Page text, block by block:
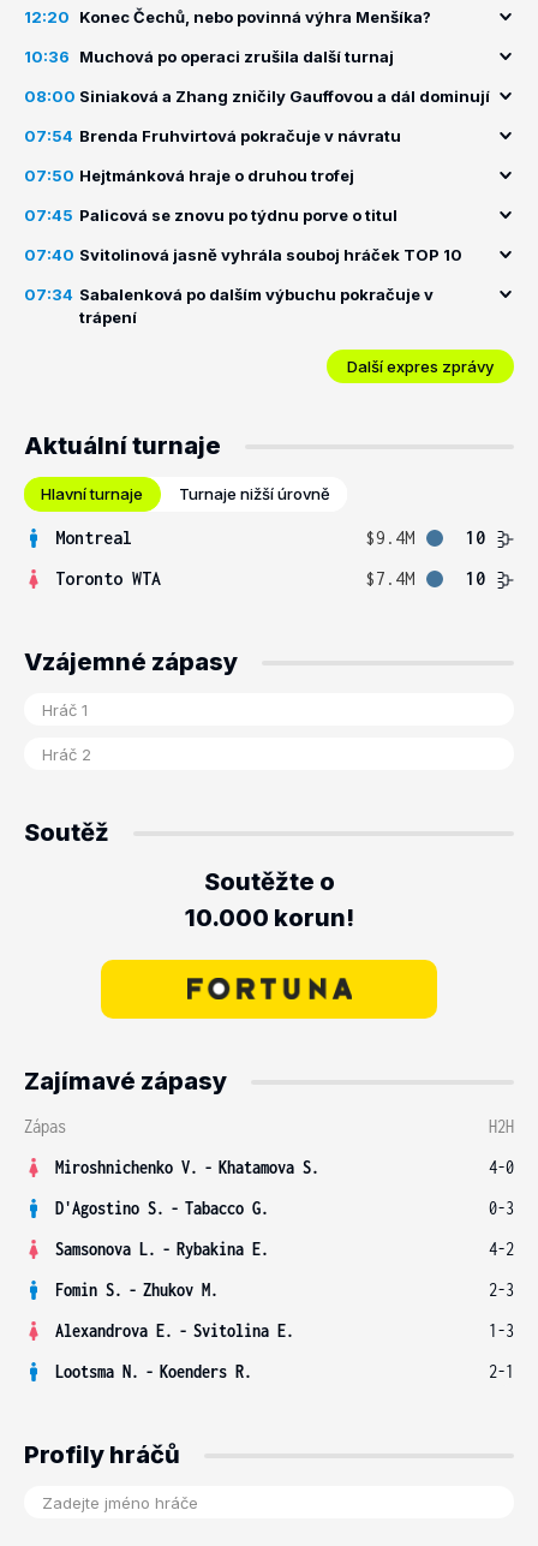
12:20 Konec Čechů, nebo povinná výhra Menšíka?
10:36 Muchová po operaci zrušila další turnaj
08:00 Siniaková a Zhang zničily Gauffovou a dál dominují
07:54 Brenda Fruhvirtová pokračuje v návratu
07:50 Hejtmánková hraje o druhou trofej
07:45 Palicová se znovu po týdnu porve o titul
07:40 Svitolinová jasně vyhrála souboj hráček TOP 10
07:34 Sabalenková po dalším výbuchu pokračuje v
trápení
Další expres zprávy
Aktuální turnaje
Hlavní turnaje Turnaje nižší úrovně
Montreal $9.4M
10
Toronto WTA
$7.4M 10
Vzájemné zápasy
Soutěž
Soutěžte o
10.000 korun!
Zajímavé zápasy
Zápas
H2H
Miroshnichenko V. - Khatamova S.
4-0
D'Agostino S. - Tabacco G.
0-3
Samsonova L. - Rybakina E.
4-2
Fomin S. - Zhukov M.
2-3
Alexandrova E. - Svitolina E.
1-3
Lootsma N. - Koenders R. 2-1
Profily hráčů